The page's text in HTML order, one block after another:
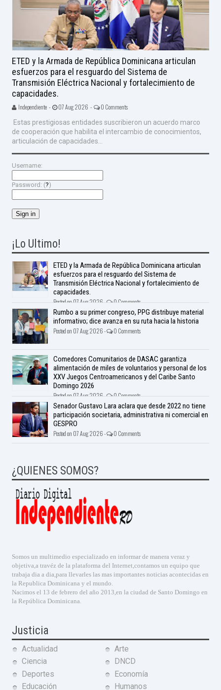
ETED y la Armada de República Dominicana articulan
esfuerzos para el resguardo del Sistema de
Transmisión Eléctrica Nacional y fortalecimiento de
capacidades.
Independiente - 07 Aug 2026 - 0 Comments
Estas prestigiosas entidades suscribieron un acuerdo marco
de cooperación que habilita el intercambio de conocimientos,
articulación de capacidades...
Username:
Password: (?)
¡Lo Ultimo!
ETED y la Armada de República Dominicana articulan
esfuerzos para el resguardo del Sistema de
Transmisión Eléctrica Nacional y fortalecimiento de
capacidades.
Posted on 07 Aug 2026 - 0 Comments
Rumbo a su primer congreso, PPG distribuye material
informativo; dice avanza en su ruta hacia la historia
Posted on 07 Aug 2026 - 0 Comments
Comedores Comunitarios de DASAC garantiza
alimentación de miles de voluntarios y personal de los
XXV Juegos Centroamericanos y del Caribe Santo
Domingo 2026
Posted on 07 Aug 2026 - 0 Comments
Senador Gustavo Lara aclara que desde 2022 no tiene
participación societaria, administrativa ni comercial en
GESPRO
Posted on 07 Aug 2026 - 0 Comments
¿QUIENES SOMOS?
Somos un multimedio especializado en informar de manera veraz y
objetiva,a travéz de la plataforma del Internet,contamos un equipo que
trabaja dia a dia,para llevarles las mas importantes noticias acontecidas en
la Republica Dominicana y el mundo.
Nacimos el 13 de febrero del año 2013,en la ciudad de Santo Domingo en
la República Dominicana.
Justicia
Actualidad
Arte
Ciencia
DNCD
Deportes
Economía
Educación
Humanos